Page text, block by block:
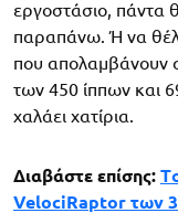
εργοστάσιο, πάντα
παραπάνω. Ή να
που απολαμβάνουν
των 450 ίππων και
χαλάει χατίρια.
Διαβάστε επίσης:
VelociRaptor των